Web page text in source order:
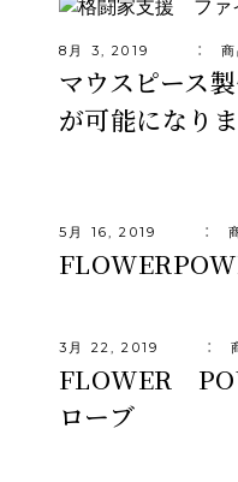
8月 3, 2019
マウスピース
が可能になり
5月 16, 2019
3月 22, 2019
FLOWER
ローブ